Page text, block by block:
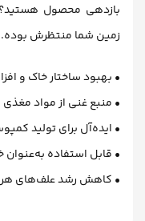
بازدهی محصول
زمین شما منتظرش بوده.
• بهبود ساختار خاک و
• منبع غنی از مواد مغذی
• ایده‌آل برای تولید
• قابل استفاده
• کاهش رشد علف‌های هرز